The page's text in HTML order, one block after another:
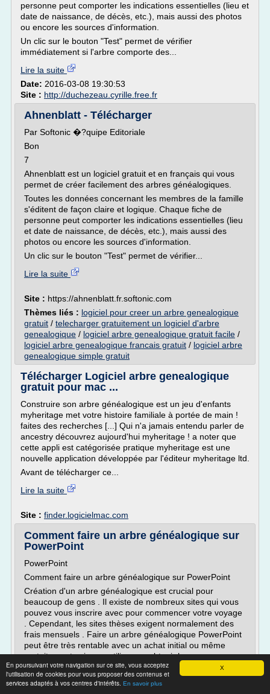
X
En poursuivant votre navigation sur ce site, vous acceptez
l'utilisation de cookies pour vous proposer des contenus et
services adaptés à vos centres d'intérêts. En savoir plus
personne peut comporter les indications essentielles (lieu et
date de naissance, de décès, etc.), mais aussi des photos
ou encore les sources d'information.
Un clic sur le bouton "Test" permet de vérifier
immédiatement si l'arbre comporte des...
Lire la suite
Date: 2016-03-08 19:30:53
Site : http://duchezeau.cyrille.free.fr
Ahnenblatt - Télécharger
Par Softonic �?quipe Editoriale
Bon
7
Ahnenblatt est un logiciel gratuit et en français qui vous
permet de créer facilement des arbres généalogiques.
Toutes les données concernant les membres de la famille
s'éditent de façon claire et logique. Chaque fiche de
personne peut comporter les indications essentielles (lieu
et date de naissance, de décès, etc.), mais aussi des
photos ou encore les sources d'information.
Un clic sur le bouton "Test" permet de vérifier...
Lire la suite
Site : https://ahnenblatt.fr.softonic.com
Thèmes liés : logiciel pour creer un arbre genealogique
gratuit / telecharger gratuitement un logiciel d'arbre
genealogique / logiciel arbre genealogique gratuit facile /
logiciel arbre genealogique francais gratuit / logiciel arbre
genealogique simple gratuit
Télécharger Logiciel arbre genealogique
gratuit pour mac ...
Construire son arbre généalogique est un jeu d'enfants
myheritage met votre histoire familiale à portée de main !
faites des recherches [...] Qui n'a jamais entendu parler de
ancestry découvrez aujourd'hui myheritage ! a noter que
cette appli est catégorisée pratique myheritage est une
nouvelle application développée par l'éditeur myheritage ltd.
Avant de télécharger ce...
Lire la suite
Site : finder.logicielmac.com
Comment faire un arbre généalogique sur
PowerPoint
PowerPoint
Comment faire un arbre généalogique sur PowerPoint
Création d'un arbre généalogique est crucial pour
beaucoup de gens . Il existe de nombreux sites qui vous
pouvez vous inscrire avec pour commencer votre voyage
. Cependant, les sites thèses exigent normalement des
frais mensuels . Faire un arbre généalogique PowerPoint
peut être très rentable avec un achat initial ou même
gratuitement , si vous utilisez ou obtenir le programme
Microsoft à partir de votre bibliothèque locale. Instructions
1